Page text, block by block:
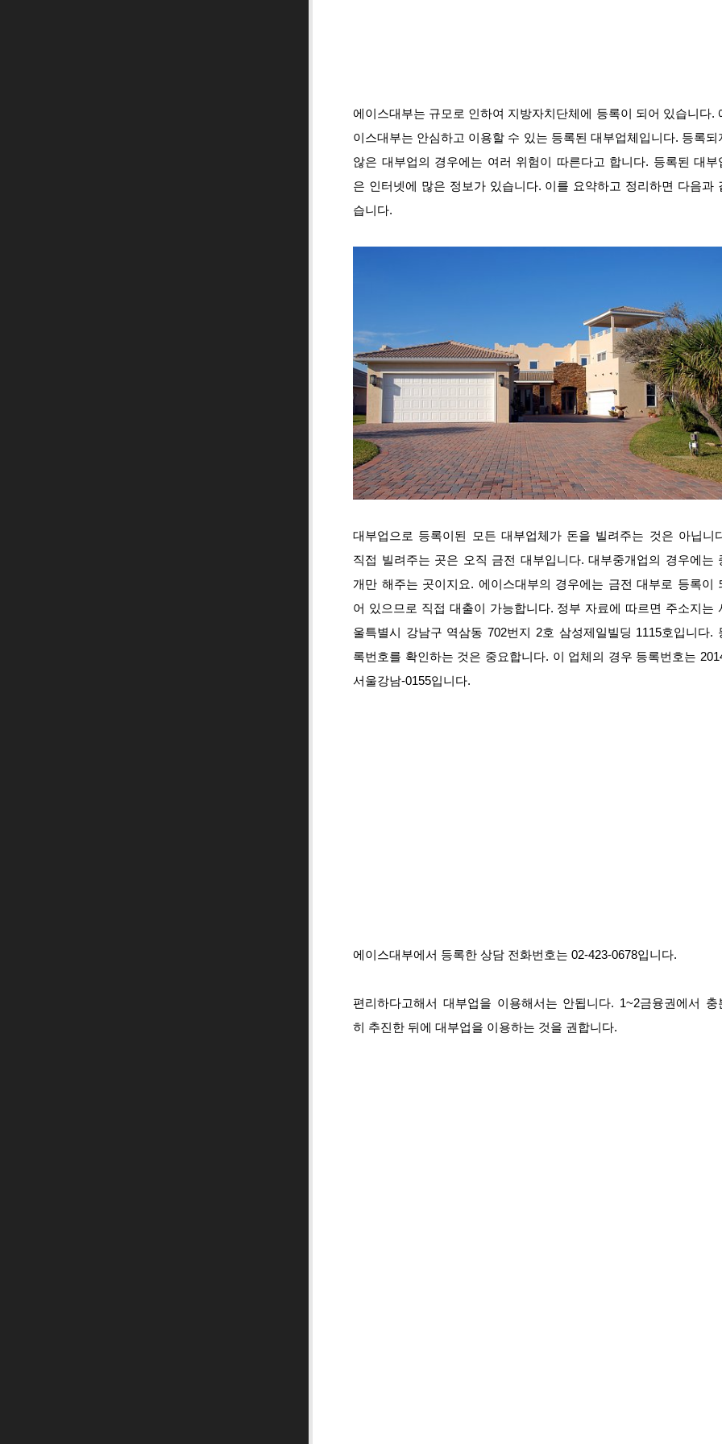
에이스대부는 규모로 인하여 지방자치단체에 등록이 되어 있습니다.
이스대부는 안심하고 이용할 수 있는 등록된 대부업체입니다. 등록되
않은 대부업의 경우에는 여러 위험이 따른다고 합니다. 등록된 대부
은 인터넷에 많은 정보가 있습니다. 이를 요약하고 정리하면 다음과
습니다.
대부업으로 등록이된 모든 대부업체가 돈을 빌려주는 것은 아닙니
직접 빌려주는 곳은 오직 금전 대부입니다. 대부중개업의 경우에는
개만 해주는 곳이지요. 에이스대부의 경우에는 금전 대부로 등록이
어 있으므로 직접 대출이 가능합니다. 정부 자료에 따르면 주소지는
울특별시 강남구 역삼동 702번지 2호 삼성제일빌딩 1115호입니다.
록번호를 확인하는 것은 중요합니다. 이 업체의 경우 등록번호는
서울강남-0155입니다.
에이스대부에서 등록한 상담 전화번호는 02-423-0678입니다.
편리하다고해서 대부업을 이용해서는 안됩니다. 1~2금융권에서 충
히 추진한 뒤에 대부업을 이용하는 것을 권합니다.